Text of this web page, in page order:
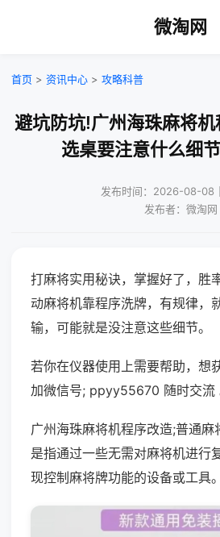
微淘网
首页 > 资讯中心 > 攻略科普
避坑防坑!广州海珠麻将
选桌要注意什么细
发布时间：2026-08-08
发布者：微淘网
打麻将实用秘诀，掌握好了，胜
动麻将机靠程序洗牌，有规律，
输，可能就是没注意这些细节。
若你在仪器使用上需要帮助，想
加微信号; ppyy55670 随时交流
广州海珠麻将机程序改造;普通
是指通过一些无需对麻将机进行
现控制麻将牌功能的设备或工具。